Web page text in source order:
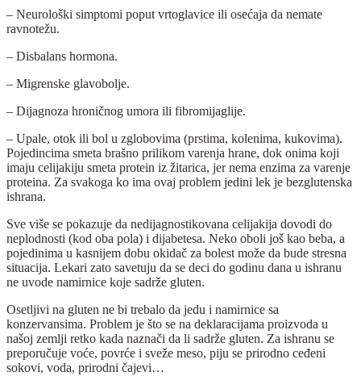
– Neurološki simptomi poput vrtoglavice ili osećaja da nemate
ravnotežu.
– Disbalans hormona.
– Migrenske glavobolje.
– Dijagnoza hroničnog umora ili fibromijaglije.
– Upale, otok ili bol u zglobovima (prstima, kolenima, kukovima).
Pojedincima smeta brašno prilikom varenja hrane, dok onima koji
imaju celijakiju smeta protein iz žitarica, jer nema enzima za varenje
proteina. Za svakoga ko ima ovaj problem jedini lek je bezglutenska
ishrana.
Sve više se pokazuje da nedijagnostikovana celijakija dovodi do
neplodnosti (kod oba pola) i dijabetesa. Neko oboli još kao beba, a
pojedinima u kasnijem dobu okidač za bolest može da bude stresna
situacija. Lekari zato savetuju da se deci do godinu dana u ishranu
ne uvode namirnice koje sadrže gluten.
Osetljivi na gluten ne bi trebalo da jedu i namirnice sa
konzervansima. Problem je što se na deklaracijama proizvoda u
našoj zemlji retko kada naznači da li sadrže gluten. Za ishranu se
preporučuje voće, povrće i sveže meso, piju se prirodno ceđeni
sokovi, voda, prirodni čajevi…